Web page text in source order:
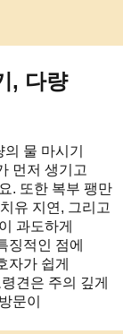
, 다량
물 마시기
먼저 생기고
. 또한 복부 팽만
유 지연, 그리고
과도하게
징적인 점에
자가 쉽게
견은 주의 깊게
문이